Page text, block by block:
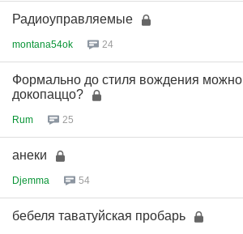
Радиоуправляемые
montana54ok 24
Формально до стиля вождения можно
докопаццо?
Rum 25
анеки
Djemma 54
бебеля таватуйская пробарь